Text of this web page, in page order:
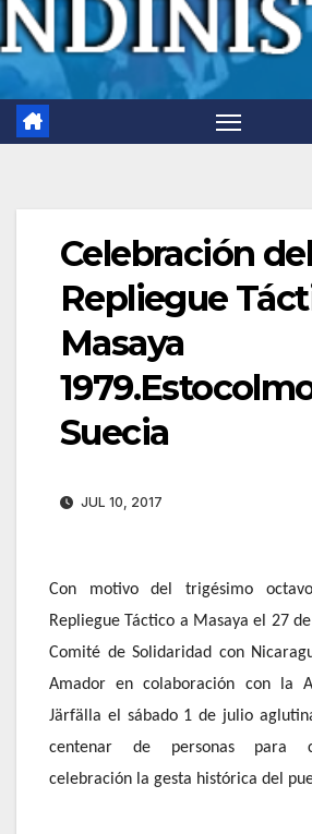
Celebración del
Repliegue
Masaya
Suecia
JUL 10, 2017
Con motivo del trigésimo
Repliegue Táctico a Masaya el 27
Comité de Solidaridad con
Amador en colaboración con la
Järfälla el sábado 1 de julio
centenar de personas para
celebración la gesta histórica del